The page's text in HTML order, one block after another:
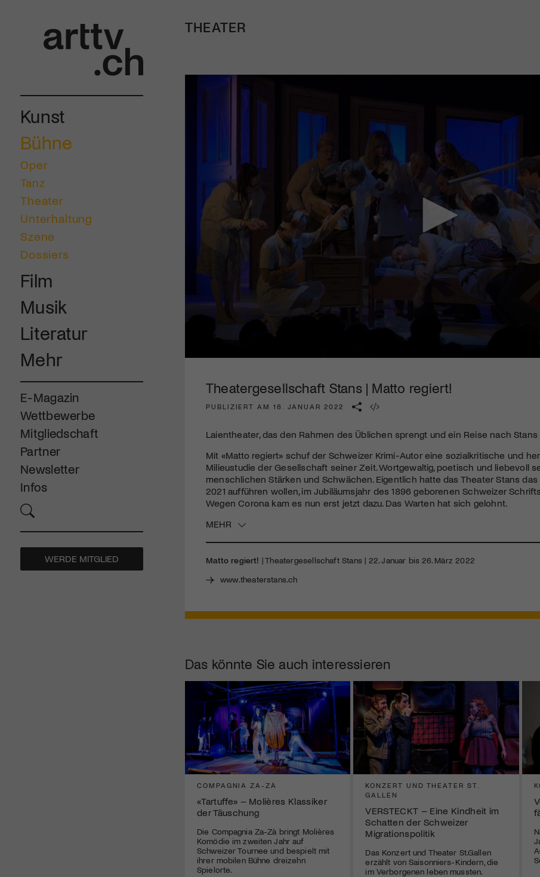
Kunst
Bühne
Oper
Tanz
Theater
Unterhaltung
Szene
Dossiers
Film
Musik
Literatur
Mehr
E-Magazin
Wettbewerbe
Mitgliedschaft
Partner
Newsletter
Infos
WERDE MITGLIED
THEATER
Theatergesellschaft Stans | Matto regiert!
PUBLIZIERT AM 18. JANUAR 2022
Laientheater, das den Rahmen des Üblichen sprengt und ein Reise nach
Mit «Matto regiert» schuf der Schweizer Krimi-Autor eine sozialkritische und
Milieustudie der Gesellschaft seiner Zeit. Wortgewaltig, poetisch und liebevoll
menschlichen Stärken und Schwächen. Eigentlich hatte das Theater Stans
2021 aufführen wollen, im Jubiläumsjahr des 1896 geborenen Schweizer
Wegen Corona kam es nun erst jetzt dazu. Das Warten hat sich gelohnt.
MEHR
Matto regiert! | Theatergesellschaft Stans | 22. Januar bis 26. März 2022
www.theaterstans.ch
Das könnte Sie auch interessieren
COMPAGNIA ZA-ZÀ
«Tartuffe» – Molières Klassiker
der Täuschung
Die Compagnia Za-Zà bringt Molières
Komödie im zweiten Jahr auf
Schweizer Tournee und bespielt mit
ihrer mobilen Bühne dreizehn
Spielorte.
KONZERT UND THEATER ST.
GALLEN
VERSTECKT – Eine Kindheit im
Schatten der Schweizer
Migrationspolitik
Das Konzert und Theater St.Gallen
erzählt von Saisonniers-Kindern, die
im Verborgenen leben mussten.
Mach mit: «Be Part of the Art»!
Engagiere dich als Kulturliebhaber:in, Kulturschaffende(r) oder
Kulturinstitution und unterstütze unsere Arbeit.
Mit deiner Mitgliedschaft erhältst du kostenlosen Zugang zu
diversen Kulturevents.